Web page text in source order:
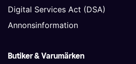
Digital Services Act (DSA)
Annonsinformation
Butiker & Varumärken